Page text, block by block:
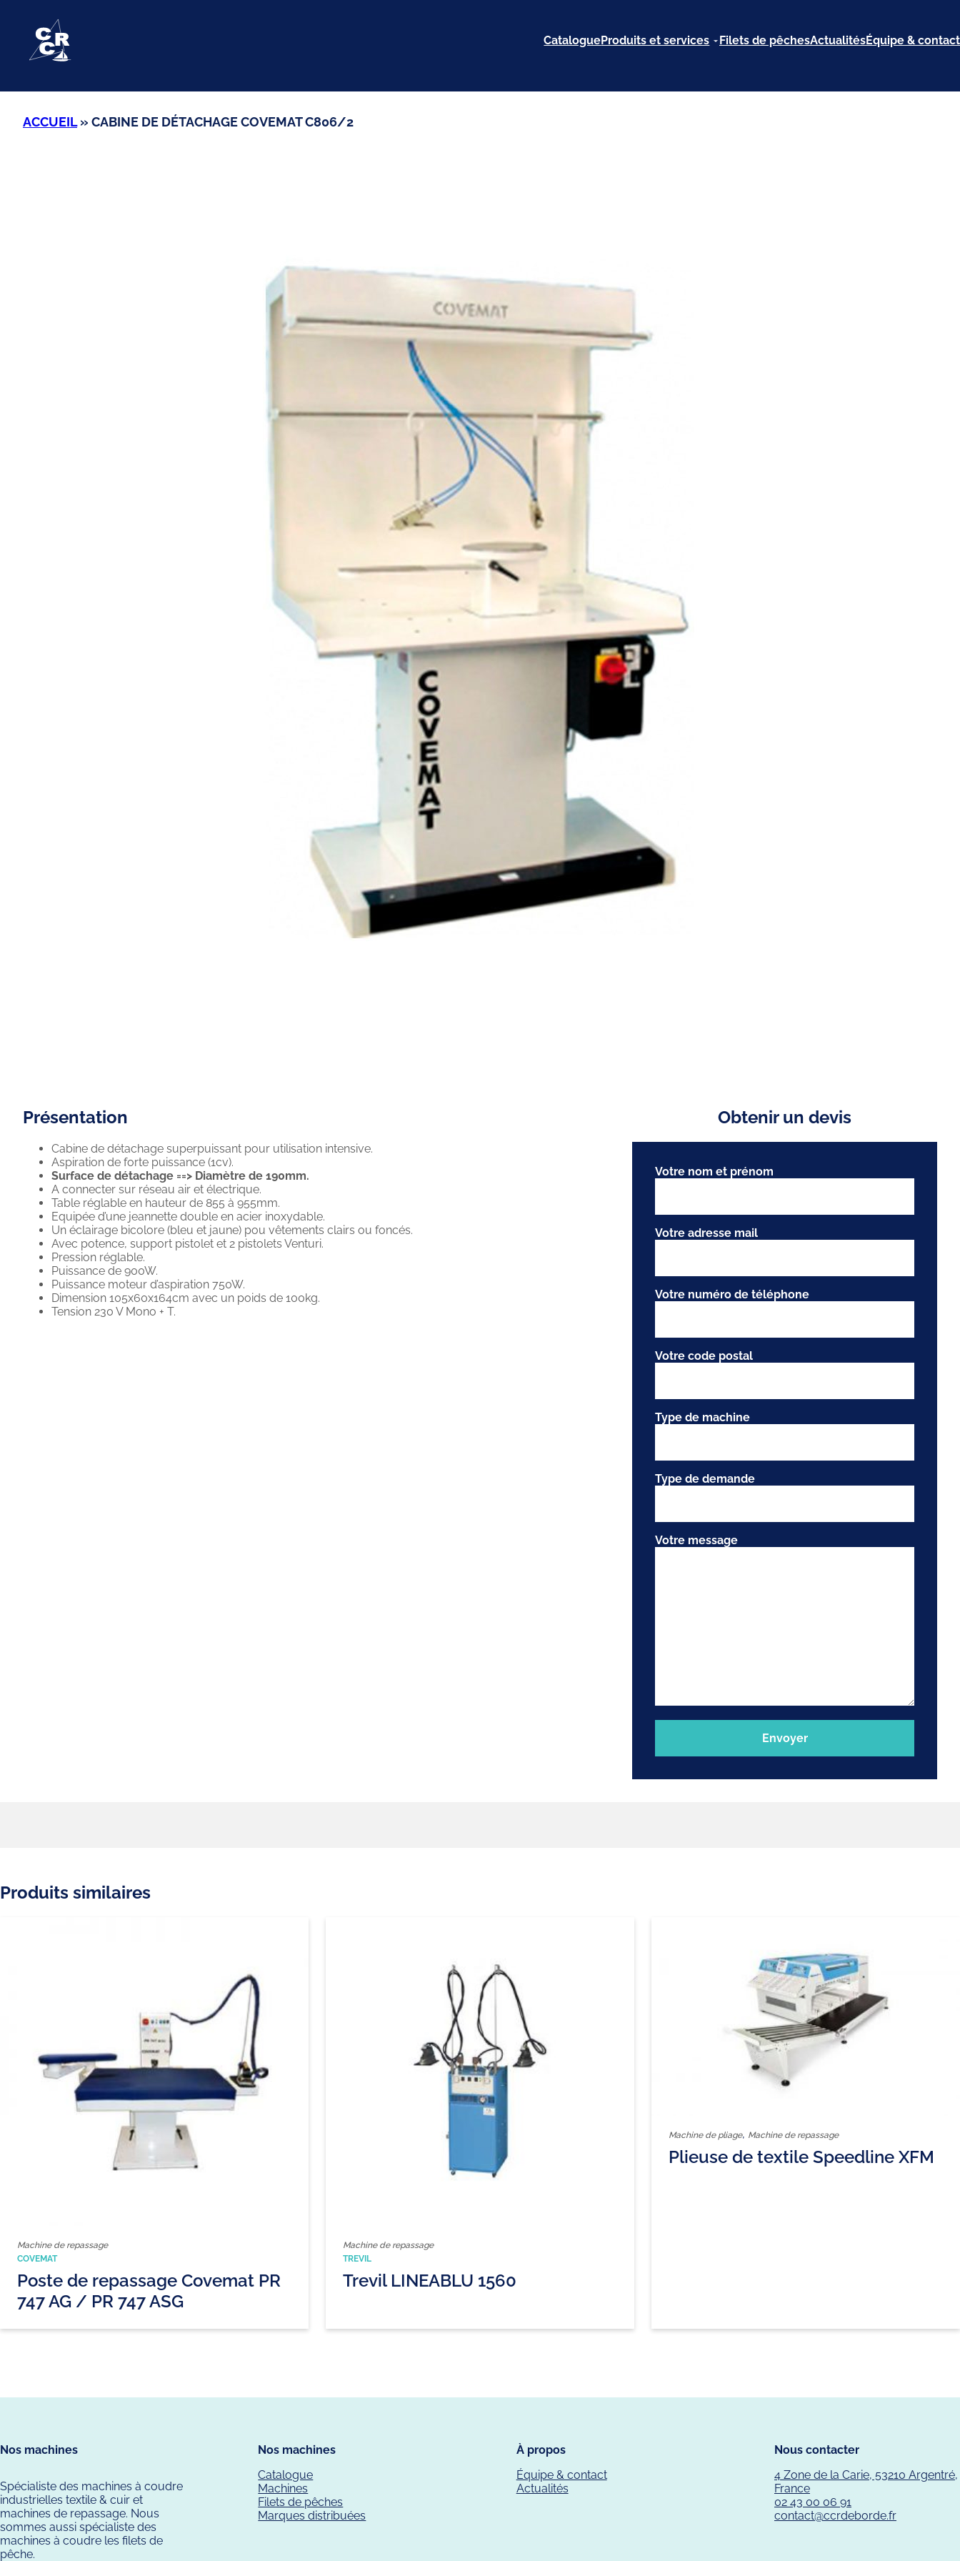
contenu
CatalogueProduits et services Filets de pêchesActualitésÉquipe & contact
ACCUEIL» CABINE DE DÉTACHAGE COVEMAT C806/2
Présentation
Cabine de détachage superpuissant pour utilisation intensive.
Aspiration de forte puissance (1cv).
Surface de détachage ==> Diamètre de 190mm.
A connecter sur réseau air et électrique.
Table réglable en hauteur de 855 à 955mm.
Equipée d’une jeannette double en acier inoxydable.
Un éclairage bicolore (bleu et jaune) pou vêtements clairs ou foncés.
Avec potence, support pistolet et 2 pistolets Venturi.
Pression réglable.
Puissance de 900W.
Puissance moteur d’aspiration 750W.
Dimension 105x60x164cm avec un poids de 100kg.
Tension 230 V Mono + T.
Obtenir un devis
Votre nom et prénom
Votre adresse mail
Votre numéro de téléphone
Votre code postal
Type de machine
Type de demande
Votre message
Produits similaires
Machine de repassage
COVEMAT
Poste de repassage Covemat PR
747 AG / PR 747 ASG
Machine de repassage
TREVIL
Trevil LINEABLU 1560
Machine de pliage, Machine de repassage
Plieuse de textile Speedline XFM
Nos machines
Spécialiste des machines à coudre
industrielles textile & cuir et
machines de repassage. Nous
sommes aussi spécialiste des
machines à coudre les filets de
pêche.
Nos machines
Catalogue
Machines
Filets de pêches
Marques distribuées
À propos
Équipe & contact
Actualités
Nous contacter
4 Zone de la Carie, 53210 Argentré,
France
02 43 00 06 91
contact@ccrdeborde.fr